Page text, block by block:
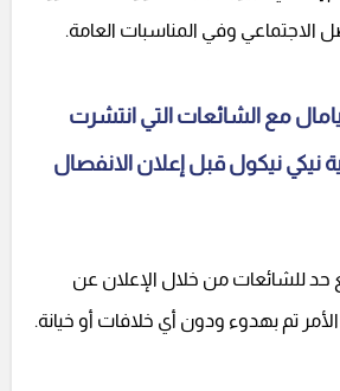
الاجتماعي وفي المناسبات العامة.
مع الشائعات التي انتشرت
نيكي نيكول قبل إعلان الانفصال
حد للشائعات من خلال الإعلان عن
تم بهدوء ودون أي خلافات أو خيانة.